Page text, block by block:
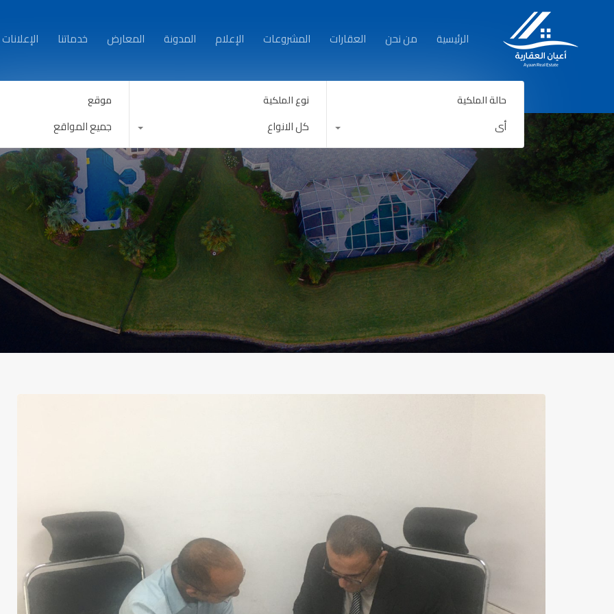
الرئيسية من نحن العقارات المشروعات الإعلام المدونة الرئيسية من نحن العقارات المشروعات الإعلام المدونة المعارض خدماتنا الإعلانات
حالة الملكية
أي
نوع الملكية
كل الانواع
موقع
جميع المواقع